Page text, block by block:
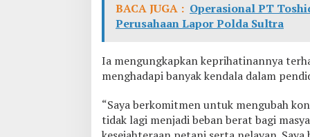
BACA JUGA : Operasional PT
Perusahaan Lapor Polda Sultra
Ia mengungkapkan keprihatinannya
menghadapi banyak kendala dalam
“Saya berkomitmen untuk mengubah
tidak lagi menjadi beban berat bagi